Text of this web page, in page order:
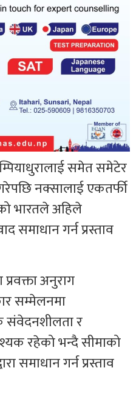
समेत समेटेर
नक्सालाई एकतर्फी
भारतले अहिले
समाधान गर्न प्रस्ताव
अनुराग
सम्मेलनमा
संवेदनशीलता र
रहेको भन्दै सीमाको
समाधान गर्न प्रस्ताव